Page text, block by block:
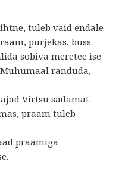
tuleb vaid endale
purjekas, buss.
sobiva meretee ise
randuda,
Virtsu sadamat.
praam tuleb
praamiga